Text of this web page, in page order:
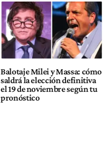
Balotaje Milei y Massa: cómo
saldrá la elección definitiva
el 19 de noviembre según tu
pronóstico